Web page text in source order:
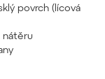
povrch (lícová
nátěru